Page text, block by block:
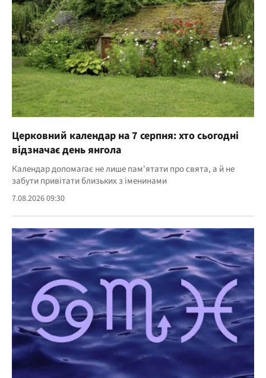
Церковний календар на 7 серпня: хто сьогодні
відзначає день янгола
Календар допомагає не лише пам'ятати про свята, а й не
забути привітати близьких з іменинами
7.08.2026 09:30